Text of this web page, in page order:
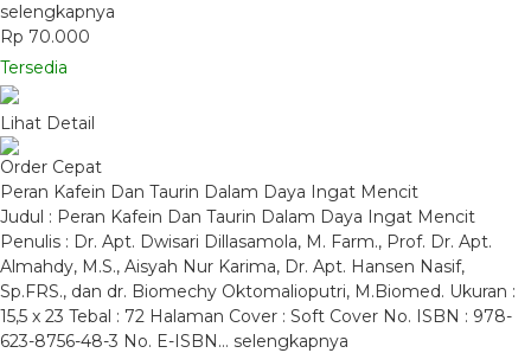
selengkapnya
Rp 70.000
Tersedia
Lihat Detail
Order Cepat
Peran Kafein Dan Taurin Dalam Daya Ingat Mencit
Judul : Peran Kafein Dan Taurin Dalam Daya Ingat Mencit
Penulis : Dr. Apt. Dwisari Dillasamola, M. Farm., Prof. Dr. Apt.
Almahdy, M.S., Aisyah Nur Karima, Dr. Apt. Hansen Nasif,
Sp.FRS., dan dr. Biomechy Oktomalioputri, M.Biomed. Ukuran :
15,5 x 23 Tebal : 72 Halaman Cover : Soft Cover No. ISBN : 978-
623-8756-48-3 No. E-ISBN… selengkapnya